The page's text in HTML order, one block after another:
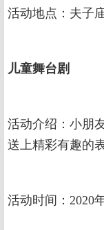
活动地点：夫子
儿童舞台剧
活动介绍：小朋
送上精彩有趣的表
活动时间：2020